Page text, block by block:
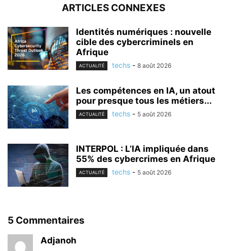
ARTICLES CONNEXES
Identités numériques : nouvelle
cible des cybercriminels en
Afrique
ACTUALITÉ techs - 8 août 2026
Les compétences en IA, un atout
pour presque tous les métiers...
ACTUALITÉ techs - 5 août 2026
INTERPOL : L’IA impliquée dans
55% des cybercrimes en Afrique
ACTUALITÉ techs - 5 août 2026
5 Commentaires
Adjanoh